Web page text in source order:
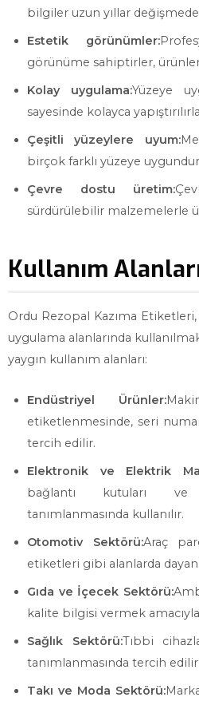
bilgiler uzun yıllar
Estetik görünümler:
görünüme sahiptirler,
Kolay uygulama:Yüzeye
sayesinde kolayca
Çeşitli yüzeylere uyum:
birçok farklı yüzeye
Çevre dostu üretim:
sürdürülebilir malzemelerle
Kullanım
Ordu Rezopal Kazıma
uygulama alanlarında
yaygın kullanım alanları:
Endüstriyel Ürünler:
etiketlenmesinde, seri
tercih edilir.
Elektronik ve Elektrik
bağlantı kutuları ve
tanımlanmasında kullanılır.
Otomotiv Sektörü:Araç
etiketleri gibi alanlarda
Gıda ve İçecek Sektörü:
kalite bilgisi vermek amacıyla
Sağlık Sektörü:Tıbbi
tanımlanmasında tercih edilir.
Takı ve Moda Sektörü: